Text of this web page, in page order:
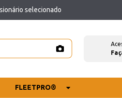
selecionado
FLEETPRO®